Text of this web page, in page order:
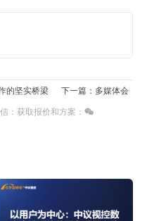
的坚实桥梁 下一篇：多媒体会
：获取报价和方案：